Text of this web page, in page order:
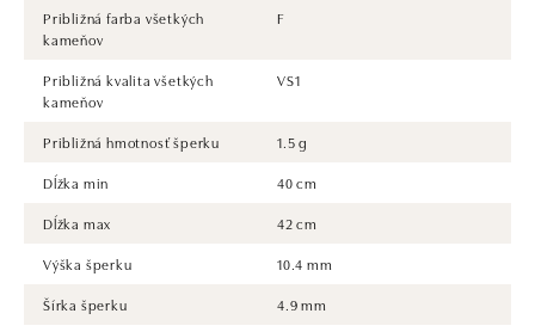
Približná farba všetkých
kameňov
F
Približná kvalita všetkých
kameňov
VS1
Približná hmotnosť šperku
1.5 g
Dĺžka min
40 cm
Dĺžka max
42 cm
Výška šperku
10.4 mm
Šírka šperku
4.9 mm